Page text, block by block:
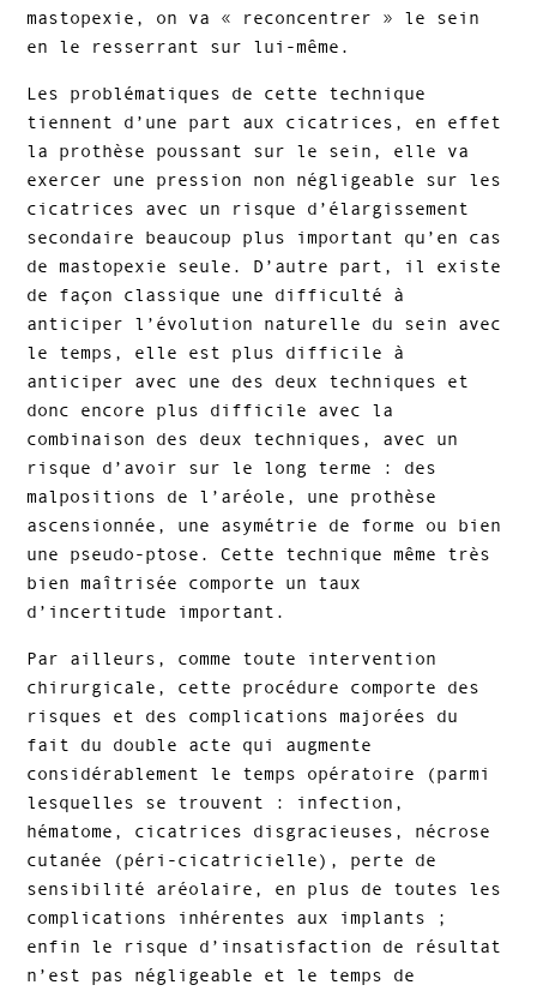
mastopexie, on va « reconcentrer » le sein
en le resserrant sur lui-même.
Les problématiques de cette technique
tiennent d’une part aux cicatrices, en effet
la prothèse poussant sur le sein, elle va
exercer une pression non négligeable sur les
cicatrices avec un risque d’élargissement
secondaire beaucoup plus important qu’en cas
de mastopexie seule. D’autre part, il existe
de façon classique une difficulté à
anticiper l’évolution naturelle du sein avec
le temps, elle est plus difficile à
anticiper avec une des deux techniques et
donc encore plus difficile avec la
combinaison des deux techniques, avec un
risque d’avoir sur le long terme : des
malpositions de l’aréole, une prothèse
ascensionnée, une asymétrie de forme ou bien
une pseudo-ptose. Cette technique même très
bien maîtrisée comporte un taux
d’incertitude important.
Par ailleurs, comme toute intervention
chirurgicale, cette procédure comporte des
risques et des complications majorées du
fait du double acte qui augmente
considérablement le temps opératoire (parmi
lesquelles se trouvent : infection,
hématome, cicatrices disgracieuses, nécrose
cutanée (péri-cicatricielle), perte de
sensibilité aréolaire, en plus de toutes les
complications inhérentes aux implants ;
enfin le risque d’insatisfaction de résultat
n’est pas négligeable et le temps de